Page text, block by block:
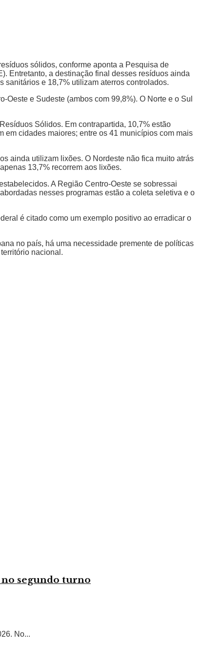
sólidos, conforme aponta a Pesquisa de
Entretanto, a destinação final desses resíduos ainda
sanitários e 18,7% utilizam aterros controlados.
e Sudeste (ambos com 99,8%). O Norte e o Sul
Sólidos. Em contrapartida, 10,7% estão
cidades maiores; entre os 41 municípios com mais
ainda utilizam lixões. O Nordeste não fica muito atrás
13,7% recorrem aos lixões.
A Região Centro-Oeste se sobressai
nesses programas estão a coleta seletiva e o
é citado como um exemplo positivo ao erradicar o
no país, há uma necessidade premente de políticas
nacional.
segundo turno
No...